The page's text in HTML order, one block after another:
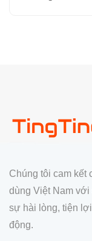
Chúng tôi cam kết
dùng Việt Nam
sự hài lòng, tiện
động.